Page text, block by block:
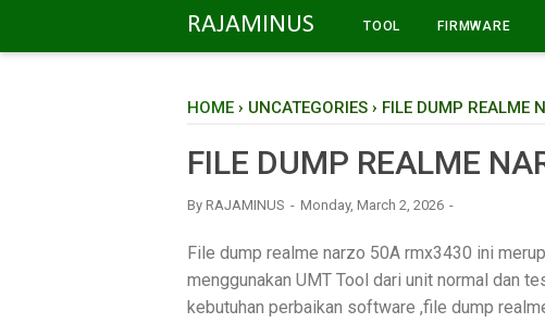
RAJAMINUS TOOL FIRMWARE
HOME › UNCATEGORIES › FILE DUMP REALME
FILE DUMP REALME
By RAJAMINUS Monday, March 2, 2026
File dump realme narzo 50A rmx3430 ini
menggunakan UMT Tool dari unit normal dan
kebutuhan perbaikan software ,file dump